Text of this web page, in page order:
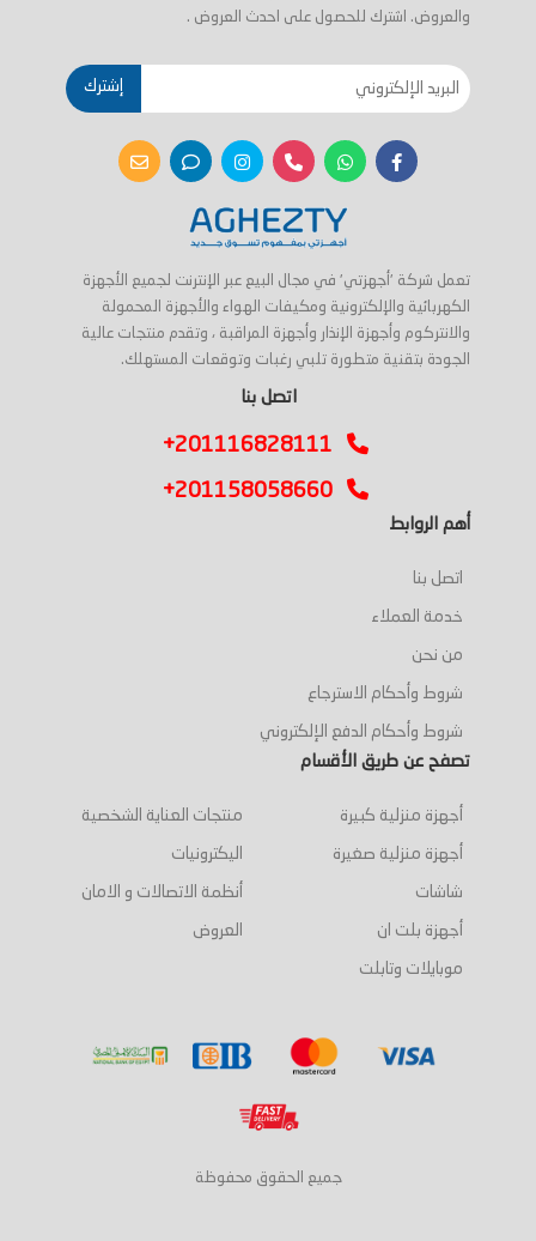
والعروض. اشترك للحصول على احدث العروض .
إشترك
تعمل شركة 'أجهزتي' في مجال البيع عبر الإنترنت لجميع الأجهزة
الكهربائية والإلكترونية ومكيفات الهواء والأجهزة المحمولة
والانتركوم وأجهزة الإنذار وأجهزة المراقبة ، وتقدم منتجات عالية
الجودة بتقنية متطورة تلبي رغبات وتوقعات المستهلك.
اتصل بنا
+201116828111
+201158058660
أهم الروابط
اتصل بنا
خدمة العملاء
من نحن
شروط وأحكام الاسترجاع
شروط وأحكام الدفع الإلكتروني
تصفح عن طريق الأقسام
أجهزة منزلية كبيرة
أجهزة منزلية صغيرة
شاشات
أجهزة بلت ان
موبايلات وتابلت
منتجات العناية الشخصية
اليكترونيات
أنظمة الاتصالات و الامان
العروض
جميع الحقوق محفوظة